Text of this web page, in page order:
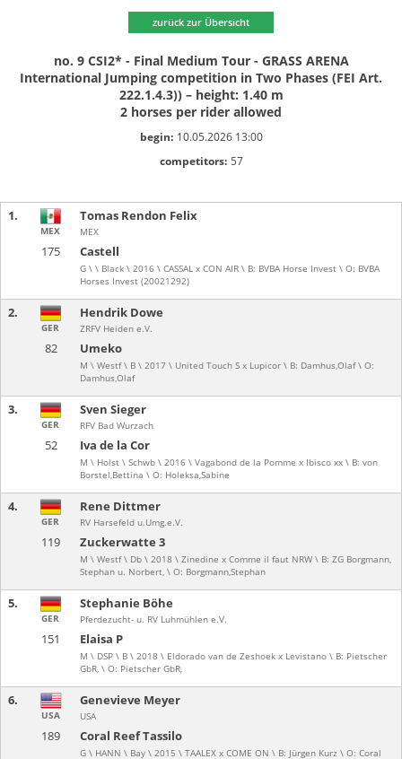
zurück zur Übersicht
no. 9 CSI2* - Final Medium Tour - GRASS ARENA
International Jumping competition in Two Phases (FEI Art.
222.1.4.3)) – height: 1.40 m
2 horses per rider allowed
begin: 10.05.2026 13:00
competitors: 57
1.
175 Castell
G \ \ Black \ 2016 \ CASSAL x CON AIR \ B: BVBA Horse Invest \ O: BVBA
Horses Invest (20021292)
MEX
Tomas Rendon Felix
MEX
2.
82 Umeko
M \ Westf \ B \ 2017 \ United Touch S x Lupicor \ B: Damhus,Olaf \ O:
Damhus,Olaf
GER
Hendrik Dowe
ZRFV Heiden e.V.
3.
52 Iva de la Cor
M \ Holst \ Schwb \ 2016 \ Vagabond de la Pomme x Ibisco xx \ B: von
Borstel,Bettina \ O: Holeksa,Sabine
GER
Sven Sieger
RFV Bad Wurzach
4.
119 Zuckerwatte 3
M \ Westf \ Db \ 2018 \ Zinedine x Comme il faut NRW \ B: ZG Borgmann,
Stephan u. Norbert, \ O: Borgmann,Stephan
GER
Rene Dittmer
RV Harsefeld u.Umg.e.V.
5.
151 Elaisa P
M \ DSP \ B \ 2018 \ Eldorado van de Zeshoek x Levistano \ B: Pietscher
GbR, \ O: Pietscher GbR,
GER
Stephanie Böhe
Pferdezucht- u. RV Luhmühlen e.V.
6.
189 Coral Reef Tassilo
G \ HANN \ Bay \ 2015 \ TAALEX x COME ON \ B: Jürgen Kurz \ O: Coral
USA
Genevieve Meyer
USA